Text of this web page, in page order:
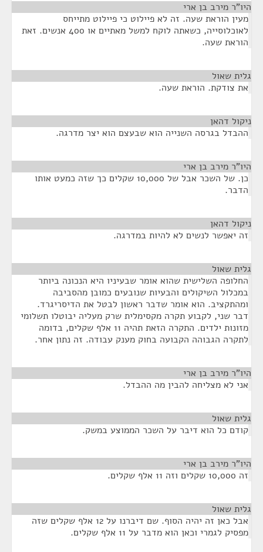
היו"ר מירב בן ארי
מעין הוראת שעה. זה לא פיילוט כי פיילוט מתייחס
לאוכלוסייה, כשאתה לוקח למשל מאתיים או 400 אנשים. זאת
הוראת שעה.
גלית שאול
את צודקת. הוראת שעה.
ניקול דהאן
ההבדל בגרסה השנייה הוא שבעצם הוא יצר מדרגה.
היו"ר מירב בן ארי
כן. של השכר אבל של 10,000 שקלים כך שזה כמעט אותו
הדבר.
ניקול דהאן
זה יאפשר לנשים לא להיות במדרגה.
גלית שאול
החלופה השלישית שהוא אומר שבעיניו היא הנכונה ביותר
במכלול השיקולים והבעיות שנובעים כמובן מהסביבה
ומהתקציב. הוא אומר שדבר ראשון לבטל את הדיסריגרד.
דבר שני, לקבוע תקרה מקסימלית שרק מעליה יבוטלו תשלומי
מזונות ילדים. התקרה הזאת תהיה 11 אלף שקלים, בדומה
לתקרה הגבוהה הקבועה בחוק מענק עבודה. זה נתון אחר.
היו"ר מירב בן ארי
אני לא מצליחה להבין מה ההבדל.
גלית שאול
קודם כל הוא דיבר על השכר הממוצע במשק.
היו"ר מירב בן ארי
זה 10,000 שקלים וזה 11 אלף שקלים.
גלית שאול
אבל כאן זה יהיה הסוף. שם דיברנו על 12 אלף שקלים שזה
מפסיק לגמרי וכאן הוא מדבר על 11 אלף שקלים.